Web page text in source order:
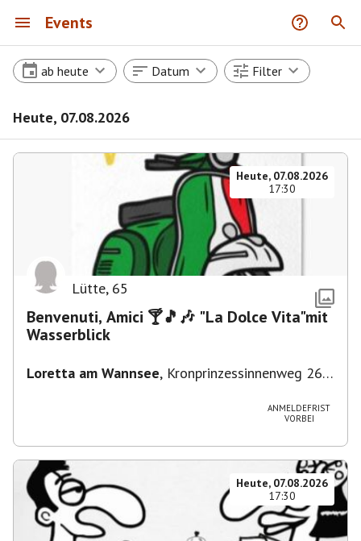
Events
ab heute Datum Filter
Heute, 07.08.2026
Heute, 07.08.2026
17:30
Lütte, 65
Benvenuti, Amici 🍸🎵🎶 "La Dolce Vita"mit
Wasserblick
Loretta am Wannsee, Kronprinzessinnenweg 260,
ANMELDEFRIST
VORBEI
Heute, 07.08.2026
17:30